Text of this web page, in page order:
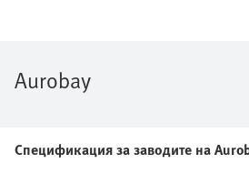
Aurobay
Спецификация за заводите на